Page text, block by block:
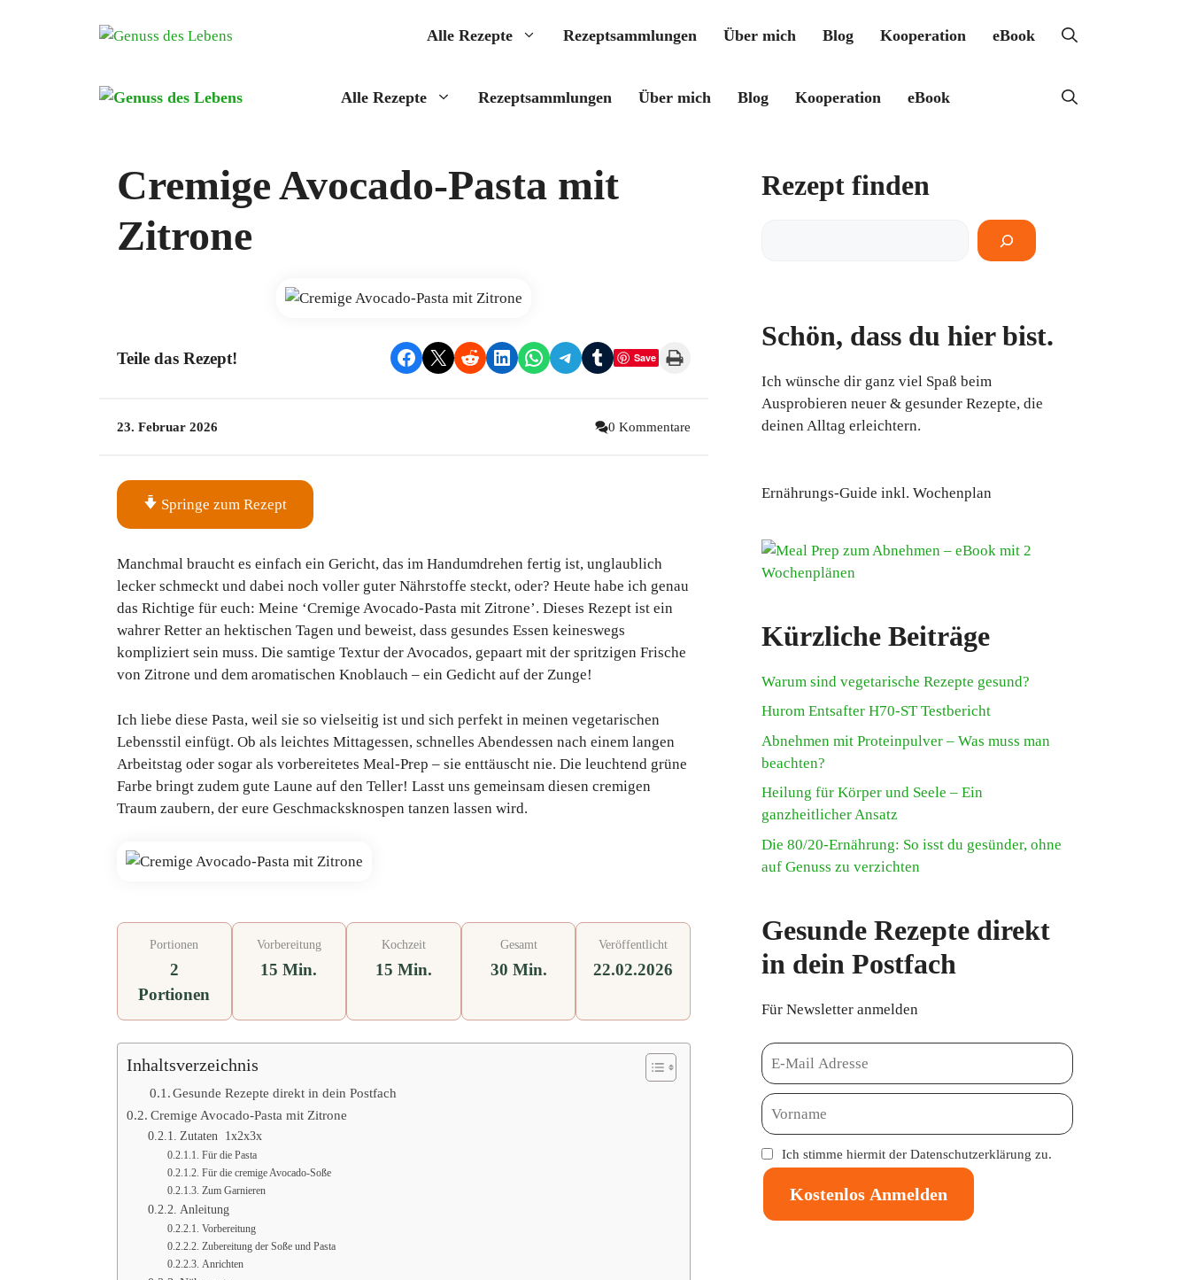
Alle Rezepte Rezeptsammlungen Über mich Blog Kooperation eBook
Alle Rezepte Rezeptsammlungen Über mich Blog Kooperation eBook
Cremige Avocado-Pasta mit
Zitrone
Teile das Rezept! Share on Facebook
Share on X Share on RedditShare on LinkedIn
Share on WhatsApp
Share on Telegram
Share on Tumblr
Save Print this Page
23. Februar 2026 0 Kommentare
Springe zum Rezept
Manchmal braucht es einfach ein Gericht, das im Handumdrehen fertig ist, unglaublich
lecker schmeckt und dabei noch voller guter Nährstoffe steckt, oder? Heute habe ich genau
das Richtige für euch: Meine ‘Cremige Avocado-Pasta mit Zitrone’. Dieses Rezept ist ein
wahrer Retter an hektischen Tagen und beweist, dass gesundes Essen keineswegs
kompliziert sein muss. Die samtige Textur der Avocados, gepaart mit der spritzigen Frische
von Zitrone und dem aromatischen Knoblauch – ein Gedicht auf der Zunge!
Ich liebe diese Pasta, weil sie so vielseitig ist und sich perfekt in meinen vegetarischen
Lebensstil einfügt. Ob als leichtes Mittagessen, schnelles Abendessen nach einem langen
Arbeitstag oder sogar als vorbereitetes Meal-Prep – sie enttäuscht nie. Die leuchtend grüne
Farbe bringt zudem gute Laune auf den Teller! Lasst uns gemeinsam diesen cremigen
Traum zaubern, der eure Geschmacksknospen tanzen lassen wird.
Portionen
2
Portionen
Vorbereitung
15 Min.
Kochzeit
15 Min.
Gesamt
30 Min.
Veröffentlicht
22.02.2026
Inhaltsverzeichnis
Gesunde Rezepte direkt in dein Postfach
Cremige Avocado-Pasta mit Zitrone
Zutaten 1x2x3x
Für die Pasta
Für die cremige Avocado-Soße
Zum Garnieren
Anleitung
Vorbereitung
Zubereitung der Soße und Pasta
Anrichten
Rezept finden
Schön, dass du hier bist.
Ich wünsche dir ganz viel Spaß beim
Ausprobieren neuer & gesunder Rezepte, die
deinen Alltag erleichtern.
Ernährungs-Guide inkl. Wochenplan
Kürzliche Beiträge
Warum sind vegetarische Rezepte gesund?
Hurom Entsafter H70-ST Testbericht
Abnehmen mit Proteinpulver – Was muss man
beachten?
Heilung für Körper und Seele – Ein
ganzheitlicher Ansatz
Die 80/20-Ernährung: So isst du gesünder, ohne
auf Genuss zu verzichten
Gesunde Rezepte direkt
in dein Postfach
Für Newsletter anmelden
Ich stimme hiermit der Datenschutzerklärung zu.
Kostenlos Anmelden